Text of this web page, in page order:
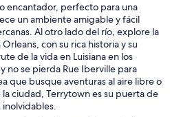
encantador, perfecto para una
un ambiente amigable y fácil
Al otro lado del río, explore la
con su rica historia y su
de la vida en Luisiana en los
no se pierda Rue Iberville para
que busque aventuras al aire libre o
ciudad, Terrytown es su puerta de
inolvidables.